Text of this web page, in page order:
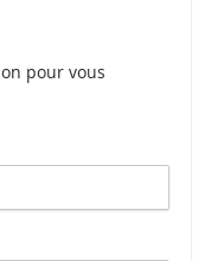
pour vous